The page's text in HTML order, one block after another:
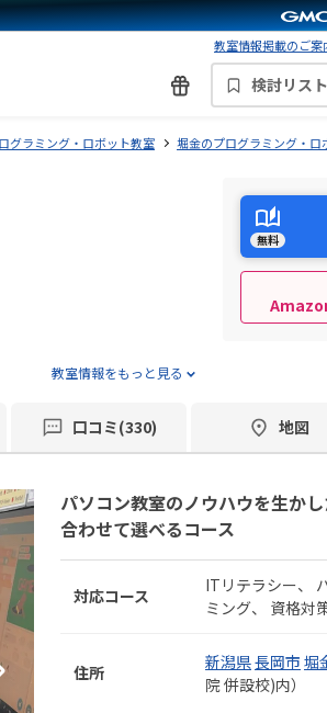
教室情報掲載のご
検討リスト
グラミング・ロボット教室 堀金のプログラミング・ロ
教室情報をもっと見る
無料
口コミ(330) 地図
パソコン教室のノウハウを生か
合わせて選べるコース
対応コース ITリテラシー
ミング
資格対
住所 新潟県長岡市 堀
院 併設校)内）